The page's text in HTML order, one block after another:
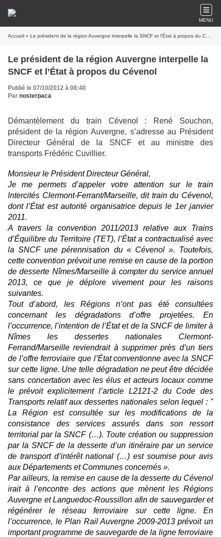
MENU
Accueil » Le président de la région Auvergne interpelle la SNCF et l’État à propos du Cévenol
Le président de la région Auvergne interpelle la
SNCF et l’État à propos du Cévenol
Publié le 07/10/2012 à 08:40
Par nosterpaca
Démantèlement du train Cévenol : René Souchon,
président de la région Auvergne, s’adresse au Président
Directeur Général de la SNCF et au ministre des
transports Frédéric Cuvillier.
Monsieur le Président Directeur Général,
Je me permets d’appeler votre attention sur le train
lntercités Clermont-Ferrant/Marseille, dit train du Cévenol,
dont l’État est autorité organisatrice depuis le 1er janvier
2011.
A travers la convention 2011/2013 relative aux Trains
d’Équilibre du Territoire (TET), l’État a contractualisé avec
la SNCF une pérennisation du « Cévenol ». Toutefois,
cette convention prévoit une remise en cause de la portion
de desserte Nîmes/Marseille à compter du service annuel
2013, ce que je déplore vivement pour les raisons
suivantes.
Tout d’abord, les Régions n’ont pas été consultées
concernant les dégradations d’offre projetées. En
l’occurrence, l’intention de l’État et de la SNCF de limiter à
Nîmes les dessertes nationales Clermont-
Ferrand/Marseille reviendrait à supprimer près d’un tiers
de l’offre ferroviaire que l’État conventionne avec la SNCF
sur cette ligne. Une telle dégradation ne peut être décidée
sans concertation avec les élus et acteurs locaux comme
le prévoit explicitement l’article L2121-2 du Code des
Transports relatif aux dessertes nationales selon lequel : "
La Région est consultée sur les modifications de la
consistance des services assurés dans son ressort
territorial par la SNCF (…). Toute création ou suppression
par la SNCF de la desserte d’un itinéraire par un service
de transport d’intérêt national (…) est soumise pour avis
aux Départements et Communes concernés ».
Par ailleurs, la remise en cause de la desserte du Cévenol
irait à l’encontre des actions que mènent les Régions
Auvergne et Languedoc-Roussillon afin de sauvegarder et
régénérer le réseau ferroviaire sur cette ligne. En
l’occurrence, le Plan Rail Auvergne 2009-2013 prévoit un
important programme de sauvegarde de la ligne ferroviaire